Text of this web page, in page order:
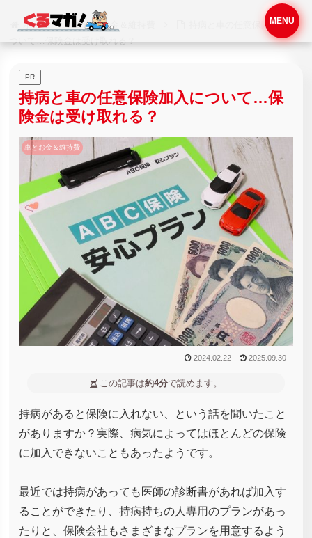
ホーム 車とお金＆維持費
持病と車の任意保険加入に
ついて…保険金は受け取れる？
PR
持病と車の任意保険加入について…保
険金は受け取れる？
車とお金＆維持費
2024.02.22 2025.09.30
この記事は約4分で読めます。
持病があると保険に入れない、という話を聞いたこと
がありますか？実際、病気によってはほとんどの保険
に加入できないこともあったようです。
最近では持病があっても医師の診断書があれば加入す
ることができたり、持病持ちの人専用のプランがあっ
たりと、保険会社もさまざまなプランを用意するよう
MENU